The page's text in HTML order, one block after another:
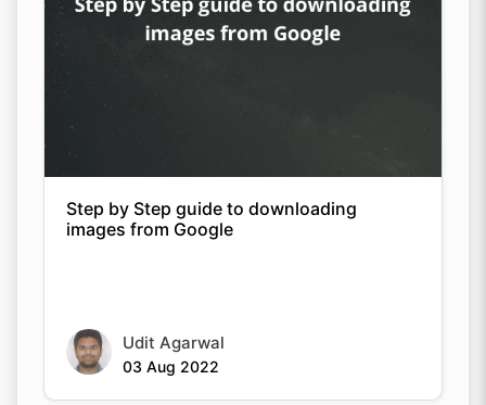
Step by Step guide to downloading
images from Google
Udit Agarwal
03 Aug 2022